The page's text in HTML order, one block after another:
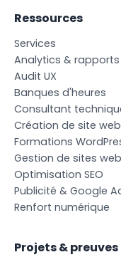
Ressources
Services
Analytics & rapports
Audit UX
Banques d'heures
Consultant techniqu
Création de site web
Formations WordPre
Gestion de sites web
Optimisation SEO
Publicité & Google A
Renfort numérique
Projets & preuves